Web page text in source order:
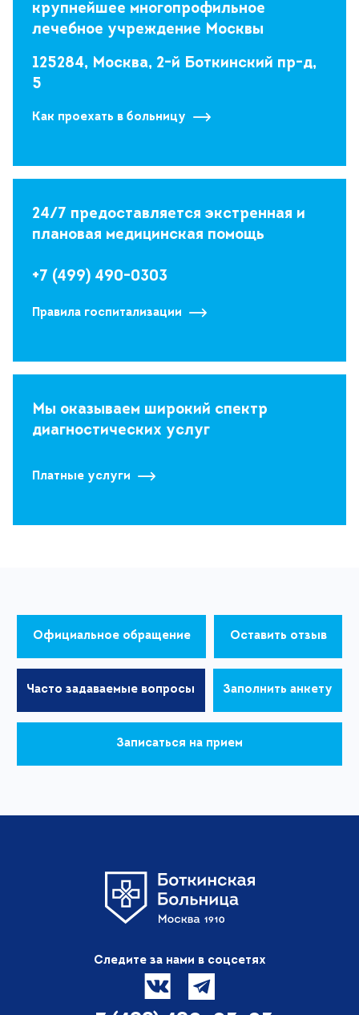
крупнейшее многопрофильное
лечебное учреждение Москвы
125284, Москва, 2-й Боткинский пр-д,
5
Как проехать в больницу
24/7 предоставляется экстренная и
плановая медицинская помощь
+7 (499) 490-0303
Правила госпитализации
Мы оказываем широкий спектр
диагностических услуг
Платные услуги
Официальное обращение Оставить отзыв
Часто задаваемые вопросы Заполнить анкету
Записаться на прием
Следите за нами в соцсетях